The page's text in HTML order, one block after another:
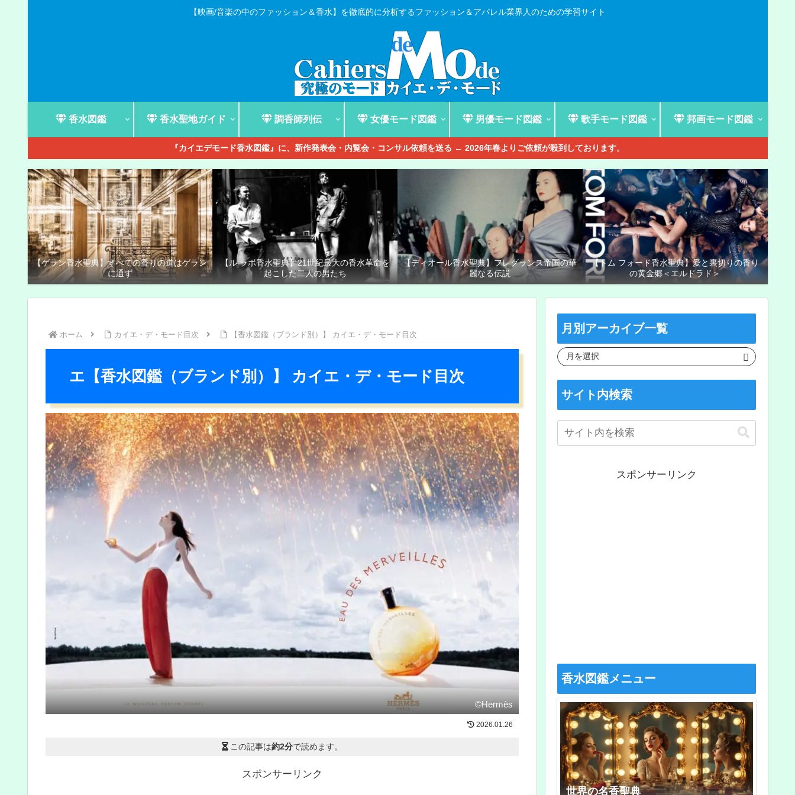
【映画/音楽の中のファッション＆香水】を徹底的に分析するファッション＆アパレル業界人のための学習サイト
香水図鑑 香水聖地ガイド 調香師列伝 女優モード図鑑 男優モード図鑑 歌手モード図鑑 邦画モード図鑑
『カイエデモード香水図鑑』に、新作発表会・内覧会・コンサル依頼を送る ← 2026年春よりご依頼が殺到しております。
【ゲラン香水聖典】すべての香りの道はゲラン
に通ず
【ル ラボ香水聖典】21世紀最大の香水革命を
起こした二人の男たち
【ディオール香水聖典】フレグランス帝国の華
麗なる伝説
【トム フォード香水聖典】愛と裏切りの香り
の黄金郷＜エルドラド＞
ホーム カイエ・デ・モード目次 【香水図鑑（ブランド別）】 カイエ・デ・モード目次
エ【香水図鑑（ブランド別）】 カイエ・デ・モード目次
©Hermès
2026.01.26
この記事は約2分で読めます。
スポンサーリンク
月別アーカイブ一覧
サイト内検索
スポンサーリンク
香水図鑑メニュー
世界の名香聖典